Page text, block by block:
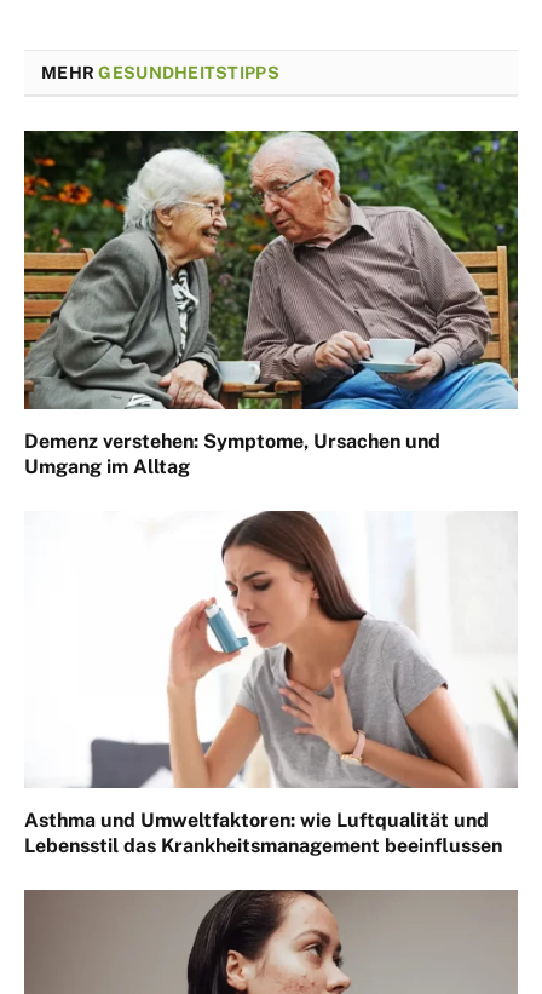
MEHRGESUNDHEITSTIPPS
Demenz verstehen: Symptome, Ursachen und
Umgang im Alltag
Asthma und Umweltfaktoren: wie Luftqualität und
Lebensstil das Krankheitsmanagement beeinflussen